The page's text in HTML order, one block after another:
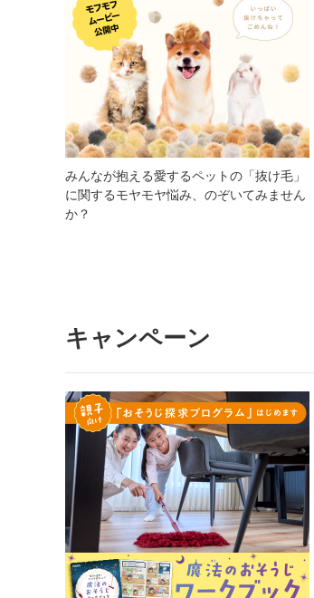
みんなが抱える愛するペットの「抜け毛」
に関するモヤモヤ悩み、のぞいてみません
か？
キャンペーン